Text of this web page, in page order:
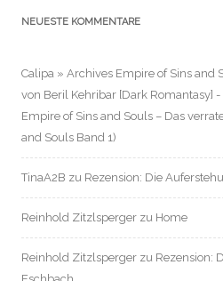
NEUESTE KOMMENTARE
Calipa » Archives Empire of Sins and
von Beril Kehribar [Dark Romantasy] -
Empire of Sins and Souls – Das
and Souls Band 1)
TinaA2B zu Rezension: Die
Reinhold Zitzlsperger zu Home
Reinhold Zitzlsperger zu Rezension: